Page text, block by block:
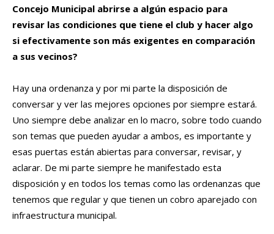
Concejo Municipal abrirse a algún espacio para
revisar las condiciones que tiene el club y hacer algo
si efectivamente son más exigentes en comparación
a sus vecinos?
Hay una ordenanza y por mi parte la disposición de
conversar y ver las mejores opciones por siempre estará.
Uno siempre debe analizar en lo macro, sobre todo cuando
son temas que pueden ayudar a ambos, es importante y
esas puertas están abiertas para conversar, revisar, y
aclarar. De mi parte siempre he manifestado esta
disposición y en todos los temas como las ordenanzas que
tenemos que regular y que tienen un cobro aparejado con
infraestructura municipal.